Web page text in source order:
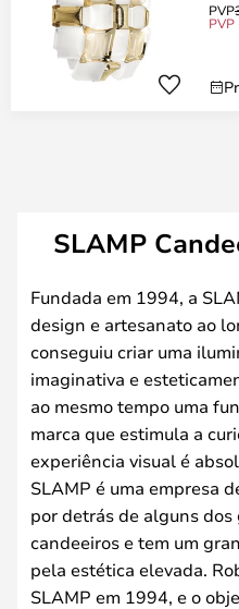
PVP
SLAMP
Fundada em 1994, a
design e artesanato ao
conseguiu criar uma
imaginativa e
ao mesmo tempo uma
marca que estimula a
experiência visual é
SLAMP é uma empresa
por detrás de alguns
candeeiros e tem um
pela estética elevada.
SLAMP em 1994, e o